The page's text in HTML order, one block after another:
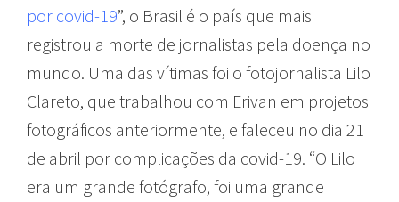
por covid-19”, o Brasil é o país que mais
registrou a morte de jornalistas pela doença no
mundo. Uma das vítimas foi o fotojornalista Lilo
Clareto, que trabalhou com Erivan em projetos
fotográficos anteriormente, e faleceu no dia 21
de abril por complicações da covid-19. “O Lilo
era um grande fotógrafo, foi uma grande